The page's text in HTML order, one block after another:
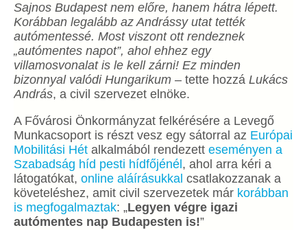
Sajnos Budapest nem előre, hanem hátra lépett.
Korábban legalább az Andrássy utat tették
autómentessé. Most viszont ott rendeznek
„autómentes napot”, ahol ehhez egy
villamosvonalat is le kell zárni! Ez minden
bizonnyal valódi Hungarikum – tette hozzá Lukács
András, a civil szervezet elnöke.
A Fővárosi Önkormányzat felkérésére a Levegő
Munkacsoport is részt vesz egy sátorral az Európai
Mobilitási Hét alkalmából rendezett eseményen a
Szabadság híd pesti hídfőjénél , ahol arra kéri a
látogatókat, online aláírásukkal csatlakozzanak a
követeléshez, amit civil szervezetek már korábban
is megfogalmaztak: „Legyen végre igazi
autómentes nap Budapesten is!”